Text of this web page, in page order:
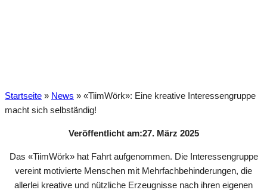
Startseite » News » «TiimWörk»: Eine kreative Interessengruppe
macht sich selbständig!
Veröffentlicht am:27. März 2025
Das «TiimWörk» hat Fahrt aufgenommen. Die Interessengruppe
vereint motivierte Menschen mit Mehrfachbehinderungen, die
allerlei kreative und nützliche Erzeugnisse nach ihren eigenen